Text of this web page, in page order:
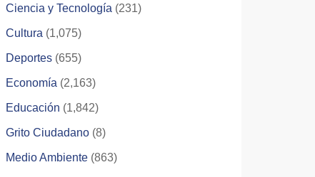
Ciencia y Tecnología (231)
Cultura (1,075)
Deportes (655)
Economía (2,163)
Educación (1,842)
Grito Ciudadano (8)
Medio Ambiente (863)